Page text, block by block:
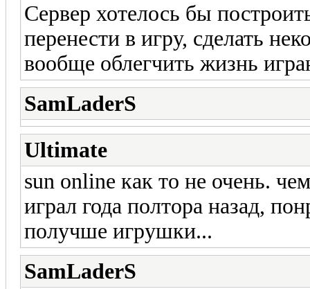
Сервер хотелось бы
перенести в игру, сделать
вообще облегчить жизнь
SamLaderS
Ultimate
sun online как то не очень.
играл года полтора назад,
получше игрушки...
SamLaderS